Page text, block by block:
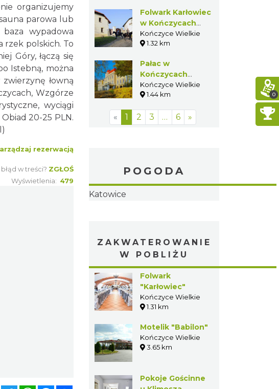
organizujemy
parowa lub
wypadowa
rzek polskich. To
Góry, łączą się
Istebną, można
łowną
Wzgórze
wyciągi
20-25 PLN.
)
rezerwacją
w treści? ZGŁOŚ
Wyświetlenia: 479
Folwark Karłowiec
w Kończycach
Wielkich
Kończyce Wielkie
1.32 km
Pałac w
Kończycach
Wielkich
Kończyce Wielkie
1.44 km
« 1 2 3 … 6 »
POGODA
Katowice
ZAKWATEROWANIE
W POBLIŻU
Folwark
"Karłowiec"
Kończyce Wielkie
1.31 km
Motelik "Babilon"
Kończyce Wielkie
3.65 km
Pokoje Gościnne
0